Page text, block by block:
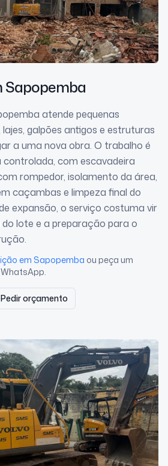
Sapopemba
atende pequenas
galpões antigos e estruturas
a uma nova obra. O trabalho é
com escavadeira
rompedor, isolamento da área,
caçambas e limpeza final do
expansão, o serviço costuma vir
lote e a preparação para o
em Sapopemba ou peça um
Pedir orçamento